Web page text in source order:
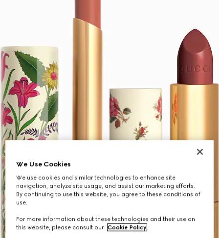
We Use Cookies
We use cookies and similar technologies to enhance site
navigation, analyze site usage, and assist our marketing efforts.
By continuing to use this website, you agree to these conditions of
use.
For more information about these technologies and their use on
this website, please consult our Cookie Policy.